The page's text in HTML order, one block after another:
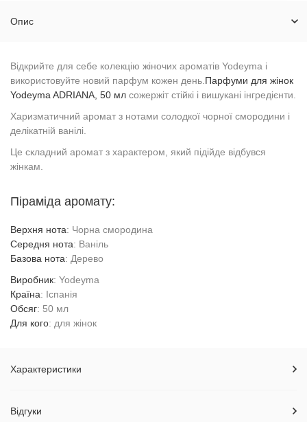
Опис
Відкрийте для себе колекцію жіночих ароматів Yodeyma і
використовуйте новий парфум кожен день. Парфуми для жінок
Yodeyma ADRIANA, 50 мл сожержіт стійкі і вишукані інгредієнти.
Харизматичний аромат з нотами солодкої чорної смородини і
делікатній ванілі.
Це складний аромат з характером, який підійде відбувся
жінкам.
Піраміда аромату:
Верхня нота: Чорна смородина
Середня нота: Ваніль
Базова нота: Дерево
Виробник: Yodeyma
Країна: Іспанія
Обсяг: 50 мл
Для кого: для жінок
Характеристики
Відгуки